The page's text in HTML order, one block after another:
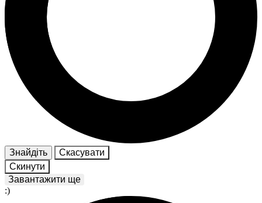
Знайдіть
Скасувати
Скинути
Завантажити ще
:)